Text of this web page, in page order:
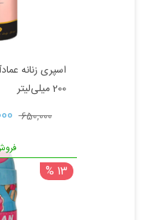
اسپری زنانه
200 میلی‌لیتر
650,000
13 %